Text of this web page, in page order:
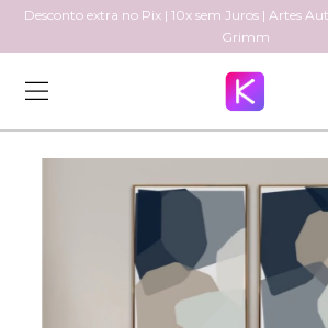
Desconto extra no Pix | 10x sem Juros | Artes
Grimm